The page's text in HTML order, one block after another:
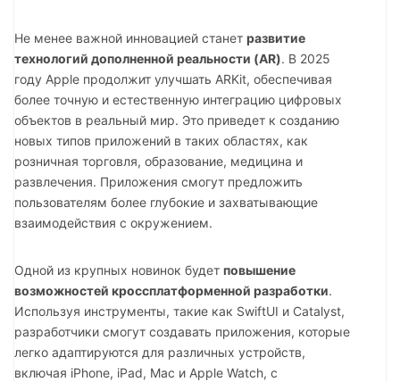
Не менее важной инновацией станет развитие
технологий дополненной реальности (AR). В 2025
году Apple продолжит улучшать ARKit, обеспечивая
более точную и естественную интеграцию цифровых
объектов в реальный мир. Это приведет к созданию
новых типов приложений в таких областях, как
розничная торговля, образование, медицина и
развлечения. Приложения смогут предложить
пользователям более глубокие и захватывающие
взаимодействия с окружением.
Одной из крупных новинок будет повышение
возможностей кроссплатформенной разработки.
Используя инструменты, такие как SwiftUI и Catalyst,
разработчики смогут создавать приложения, которые
легко адаптируются для различных устройств,
включая iPhone, iPad, Mac и Apple Watch, с